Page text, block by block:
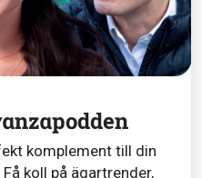
komplement till din
koll på ägartrender,